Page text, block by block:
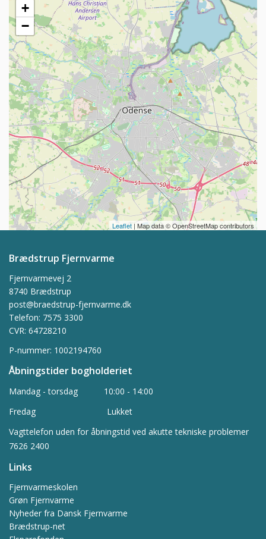
+
−
Leaflet | Map data © OpenStreetMap contributors
Brædstrup Fjernvarme
Fjernvarmevej 2
8740 Brædstrup
post@braedstrup-fjernvarme.dk
Telefon: 7575 3300
CVR: 64728210
P-nummer: 1002194760
Åbningstider bogholderiet
Mandag - torsdag 10:00 - 14:00
Fredag Lukket
Vagttelefon uden for åbningstid ved akutte tekniske problemer
7626 2400
Links
Fjernvarmeskolen
Grøn Fjernvarme
Nyheder fra Dansk Fjernvarme
Brædstrup-net